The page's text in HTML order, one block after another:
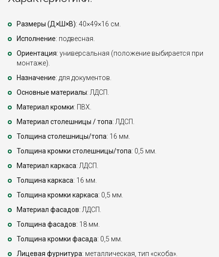
Размеры (Д×Ш×В): 40×49×16 см.
Исполнение: подвесная.
Ориентация: универсальная (положение выбирается при
монтаже).
Назначение: для документов.
Основные материалы: ЛДСП.
Материал кромки: ПВХ.
Материал столешницы / топа: ЛДСП.
Толщина столешницы/топа: 16 мм.
Толщина кромки столешницы/топа: 0,5 мм.
Материал каркаса: ЛДСП.
Толщина каркаса: 16 мм.
Толщина кромки каркаса: 0,5 мм.
Материал фасадов: ЛДСП.
Толщина фасадов: 18 мм.
Толщина кромки фасада: 0,5 мм.
Лицевая фурнитура: металлическая, тип «скоба».